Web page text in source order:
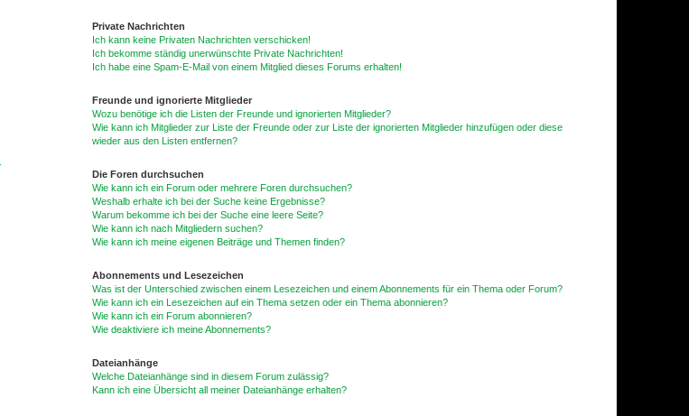
Private Nachrichten
Ich kann keine Privaten Nachrichten verschicken!
Ich bekomme ständig unerwünschte Private Nachrichten!
Ich habe eine Spam-E-Mail von einem Mitglied dieses Forums erhalten!
Freunde und ignorierte Mitglieder
Wozu benötige ich die Listen der Freunde und ignorierten Mitglieder?
Wie kann ich Mitglieder zur Liste der Freunde oder zur Liste der ignorierten Mitglieder hinzufügen oder diese
wieder aus den Listen entfernen?
Die Foren durchsuchen
Wie kann ich ein Forum oder mehrere Foren durchsuchen?
Weshalb erhalte ich bei der Suche keine Ergebnisse?
Warum bekomme ich bei der Suche eine leere Seite?
Wie kann ich nach Mitgliedern suchen?
Wie kann ich meine eigenen Beiträge und Themen finden?
Abonnements und Lesezeichen
Was ist der Unterschied zwischen einem Lesezeichen und einem Abonnements für ein Thema oder Forum?
Wie kann ich ein Lesezeichen auf ein Thema setzen oder ein Thema abonnieren?
Wie kann ich ein Forum abonnieren?
Wie deaktiviere ich meine Abonnements?
Dateianhänge
Welche Dateianhänge sind in diesem Forum zulässig?
Kann ich eine Übersicht all meiner Dateianhänge erhalten?